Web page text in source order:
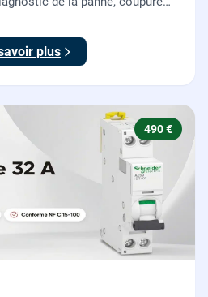
plus
490 €